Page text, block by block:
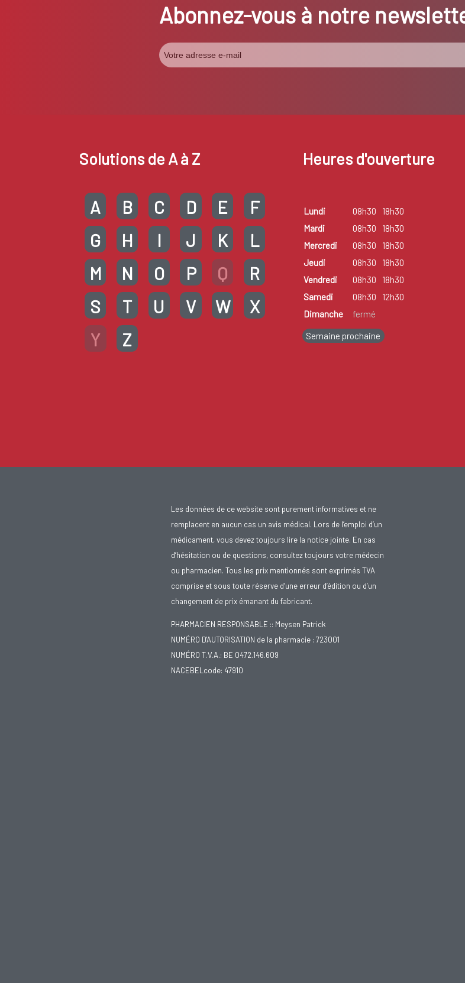
Abonnez-vous à notre
Solutions de A à Z
A B C D E
F
G
H I J K
L
M
N O P Q
R
S
T U V W
X
Y
Z
Heures d'ouverture
Lundi 08h30
18h30
Mardi
08h30
18h30
Mercredi
08h30
18h30
Jeudi
08h30
18h30
Vendredi
08h30
18h30
Samedi
08h30
12h30
Dimanche
fermé
Semaine prochaine
Les données de ce website sont purement informatives et ne
remplacent en aucun cas un avis médical. Lors de l’emploi d’un
médicament, vous devez toujours lire la notice jointe. En cas
d’hésitation ou de questions, consultez toujours votre médecin
ou pharmacien. Tous les prix mentionnés sont exprimés TVA
comprise et sous toute réserve d’une erreur d’édition ou d’un
changement de prix émanant du fabricant.
PHARMACIEN RESPONSABLE :: Meysen Patrick
NUMÉRO D'AUTORISATION de la pharmacie : 723001
NUMÉRO T.V.A.: BE 0472.146.609
NACEBELcode: 47910